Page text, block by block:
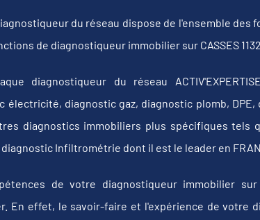
du réseau dispose de l'ensemble
de diagnostiqueur immobilier sur CASSES
diagnostiqueur du réseau
électricité, diagnostic gaz, diagnostic plomb,
diagnostics immobiliers plus spécifiques tels
Infiltrométrie dont il est le leader en
de votre diagnostiqueur immobilier
En effet, le savoir-faire et l'expérience de votre